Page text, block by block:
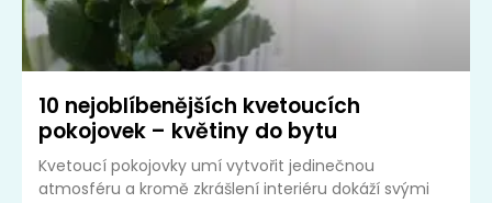
10 nejoblíbenějších kvetoucích
pokojovek – květiny do bytu
Kvetoucí pokojovky umí vytvořit jedinečnou
atmosféru a kromě zkrášlení interiéru dokáží svými